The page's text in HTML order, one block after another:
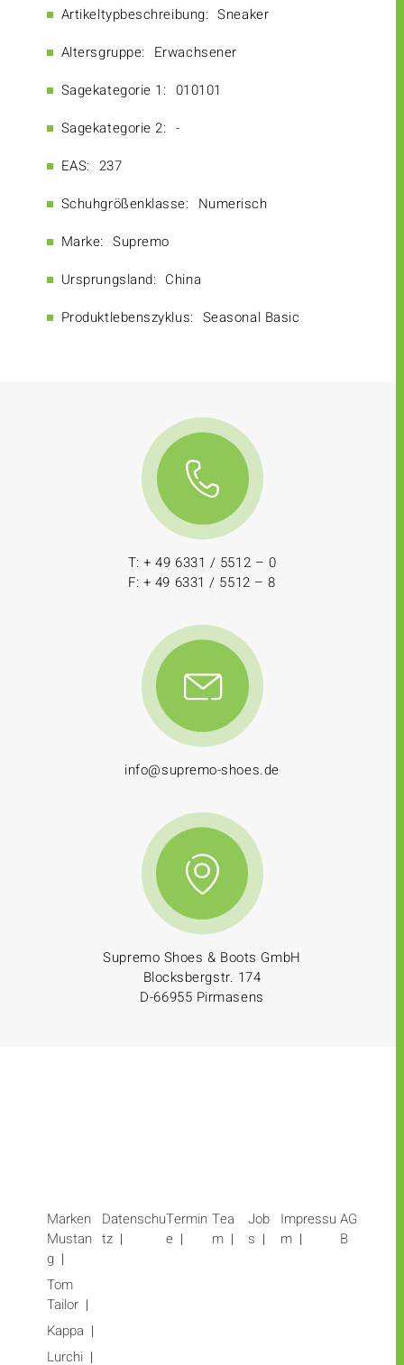
Artikeltypbeschreibung: Sneaker
Altersgruppe: Erwachsener
Sagekategorie 1: 010101
Sagekategorie 2: -
EAS: 237
Schuhgrößenklasse: Numerisch
Marke: Supremo
Ursprungsland: China
Produktlebenszyklus: Seasonal Basic
T: + 49 6331 / 5512 – 0
F: + 49 6331 / 5512 – 8
info@supremo-shoes.de
Supremo Shoes & Boots GmbH
Blocksbergstr. 174
D-66955 Pirmasens
Marken
Mustan
g
Tom
Tailor
Kappa
Lurchi
Datenschu
tz
Termin
e
Tea
m
Job
s
Impressu
m
AG
B